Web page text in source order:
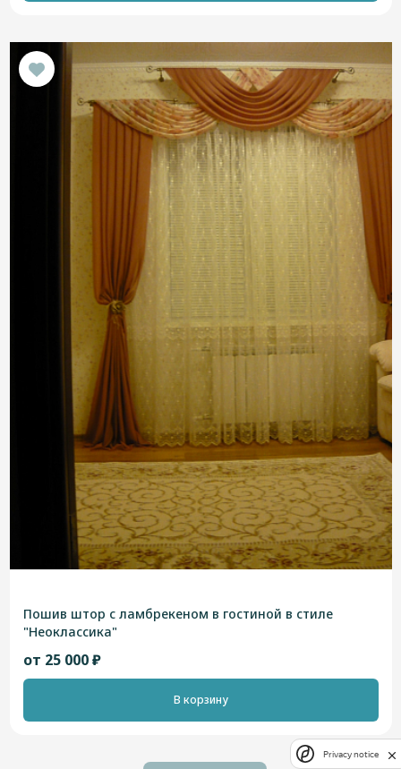
Пошив штор с ламбрекеном в гостиной в стиле
"Неоклассика"
от 25 000 ₽
В корзину
Privacy notice